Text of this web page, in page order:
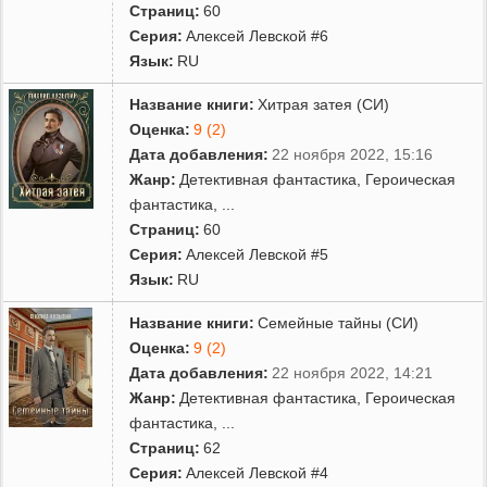
Страниц: 60
Серия: Алексей Левской #6
Язык: RU
Название книги: Хитрая затея (СИ)
Оценка: 9 (2)
Дата добавления: 22 ноября 2022, 15:16
Жанр: Детективная фантастика
Героическая
фантастика
Страниц: 60
Серия: Алексей Левской #5
Язык: RU
Название книги: Семейные тайны (СИ)
Оценка: 9 (2)
Дата добавления: 22 ноября 2022, 14:21
Жанр: Детективная фантастика
Героическая
фантастика
Страниц: 62
Серия: Алексей Левской #4